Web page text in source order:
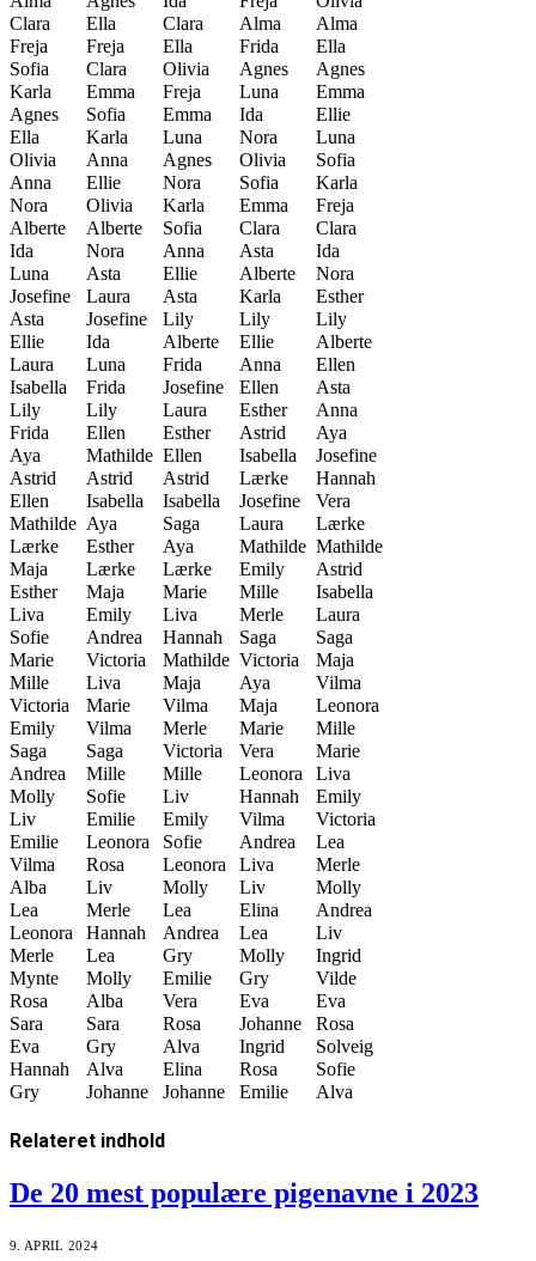
Clara
Ella Clara Alma
Alma
Freja
Freja Ella Frida
Ella
Sofia
Clara Olivia Agnes
Agnes
Karla
Emma Freja Luna
Emma
Agnes
Sofia Emma Ida
Ellie
Ella
Karla Luna Nora
Luna
Olivia
Anna Agnes Olivia
Sofia
Anna
Ellie Nora Sofia
Karla
Nora
Olivia Karla Emma
Freja
Alberte
Alberte Sofia Clara
Clara
Ida
Nora Anna Asta
Ida
Luna
Asta Ellie Alberte
Nora
Josefine
Laura Asta Karla
Esther
Asta
Josefine Lily Lily
Lily
Ellie
Ida Alberte Ellie
Alberte
Laura
Luna Frida Anna
Ellen
Isabella
Frida Josefine Ellen
Asta
Lily
Lily Laura Esther
Anna
Frida
Ellen Esther Astrid
Aya
Aya
Mathilde Ellen Isabella
Josefine
Astrid
Astrid Astrid Lærke
Hannah
Ellen
Isabella Isabella Josefine
Vera
Mathilde Aya Saga Laura
Lærke
Lærke
Esther Aya Mathilde Mathilde
Maja
Lærke Lærke Emily
Astrid
Esther
Maja Marie Mille
Isabella
Liva
Emily Liva Merle
Laura
Sofie
Andrea Hannah Saga
Saga
Marie
Victoria Mathilde Victoria
Maja
Mille
Liva Maja Aya
Vilma
Victoria
Marie Vilma Maja
Leonora
Emily
Vilma Merle Marie
Mille
Saga
Saga Victoria Vera
Marie
Andrea
Mille Mille Leonora
Liva
Molly
Sofie Liv Hannah
Emily
Liv
Emilie Emily Vilma
Victoria
Emilie
Leonora Sofie Andrea
Lea
Vilma
Rosa Leonora Liva
Merle
Alba
Liv Molly Liv
Molly
Lea
Merle Lea Elina
Andrea
Leonora
Hannah Andrea Lea
Liv
Merle
Lea Gry Molly
Ingrid
Mynte
Molly Emilie Gry
Vilde
Rosa
Alba Vera Eva
Eva
Sara
Sara Rosa Johanne
Rosa
Eva
Gry Alva Ingrid
Solveig
Hannah
Alva Elina Rosa
Sofie
Gry
Johanne Johanne Emilie Alva
Relateret indhold
De 20 mest populære pigenavne i 2023
9. APRIL 2024